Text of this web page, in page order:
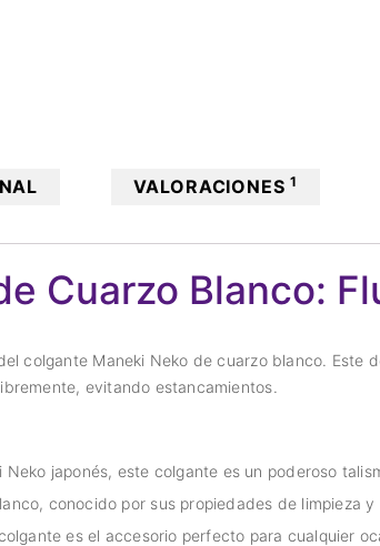
VALORACIONES1
Cuarzo Blanco:
colgante Maneki Neko de cuarzo blanco.
evitando estancamientos.
japonés, este colgante es un poderoso
conocido por sus propiedades de limpieza
es el accesorio perfecto para cualquier